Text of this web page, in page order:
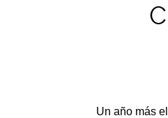
Un año más